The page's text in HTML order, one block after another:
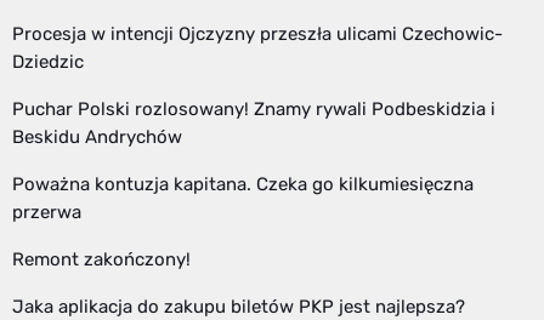
Procesja w intencji Ojczyzny przeszła ulicami Czechowic-
Dziedzic
Puchar Polski rozlosowany! Znamy rywali Podbeskidzia i
Beskidu Andrychów
Poważna kontuzja kapitana. Czeka go kilkumiesięczna
przerwa
Remont zakończony!
Jaka aplikacja do zakupu biletów PKP jest najlepsza?